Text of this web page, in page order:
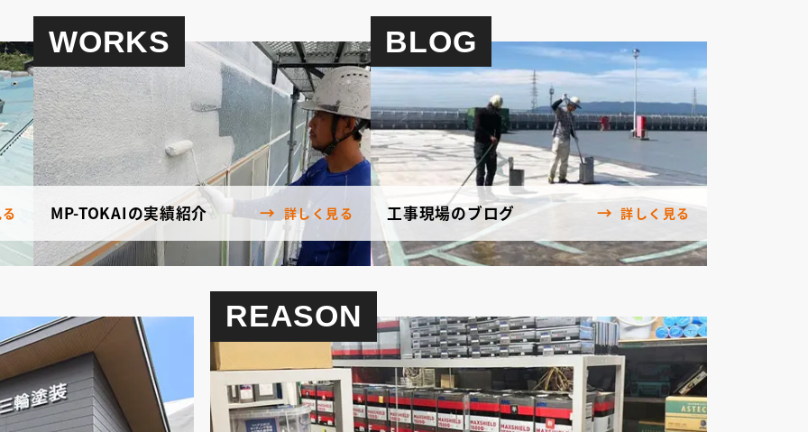
WORKS
MP-TOKAIの実績紹介 詳しく見る
BLOG
工事現場のブログ 詳しく見る
REASON